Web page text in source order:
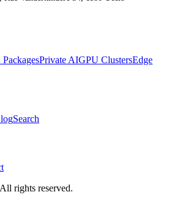
Private AIGPU ClustersEdge
Search
rights reserved.